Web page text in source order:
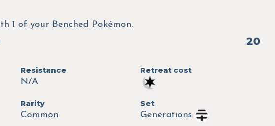
1 of your Benched Pokémon.
20
Resistance
N/A
Retreat cost
Rarity
Common
Set
Generations